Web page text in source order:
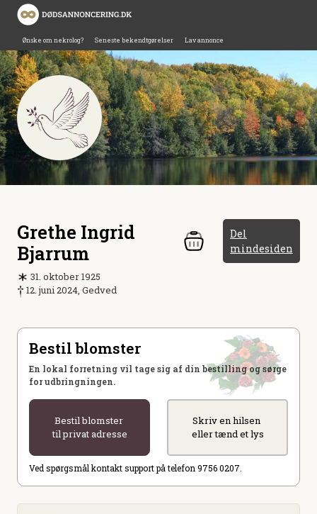
Ønske om nekrolog? Seneste bekendtgørelser Lav annonce
Grethe Ingrid
Bjarrum
Del
mindesiden
31. oktober 1925
12. juni 2024, Gedved
Bestil blomster
En lokal forretning vil tage sig af din bestilling og sørge
for udbringningen.
Bestil blomster
til privat adresse
Skriv en hilsen
eller tænd et lys
Ved spørgsmål kontakt support på telefon 9756 0207.